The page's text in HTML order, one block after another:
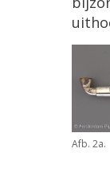
Afb. 2a.